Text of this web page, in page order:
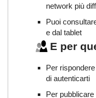
network più
Puoi
e dal tablet
E per
Per
di autenticarti
Per